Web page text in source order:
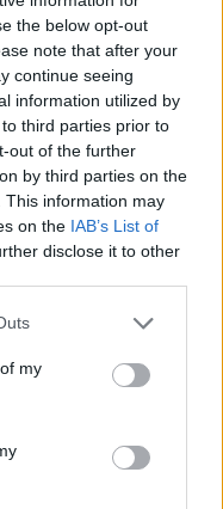
the below opt-out
note that after your
continue seeing
information utilized by
third parties prior to
out of the further
by third parties on the
This information may
on the IAB’s List of
disclose it to other
my
άτομα με πολύ
ο ίδιος
τον Πρέσβη
Τσούνη, και του
της Quintana,
υπογεγραμμένη